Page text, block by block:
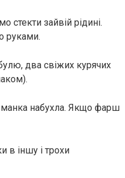
стекти зайвій рідині.
руками.
два свіжих курячих
набухла. Якщо фарш
в іншу і трохи